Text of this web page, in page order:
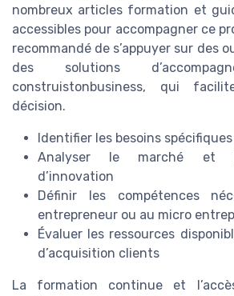
nombreux articles formation et
accessibles pour accompagner ce
recommandé de s’appuyer sur des
des solutions
construistonbusiness, qui
décision.
Identifier les besoins
Analyser le marché et
d’innovation
Définir les compétences
entrepreneur ou au micro
Évaluer les ressources
d’acquisition clients
La formation continue et